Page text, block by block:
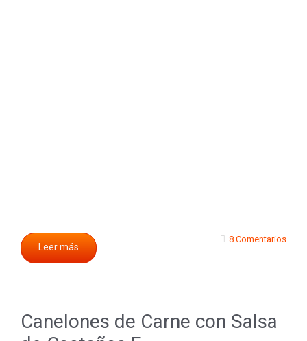
Leer más
8 Comentarios
Canelones de Carne con Salsa